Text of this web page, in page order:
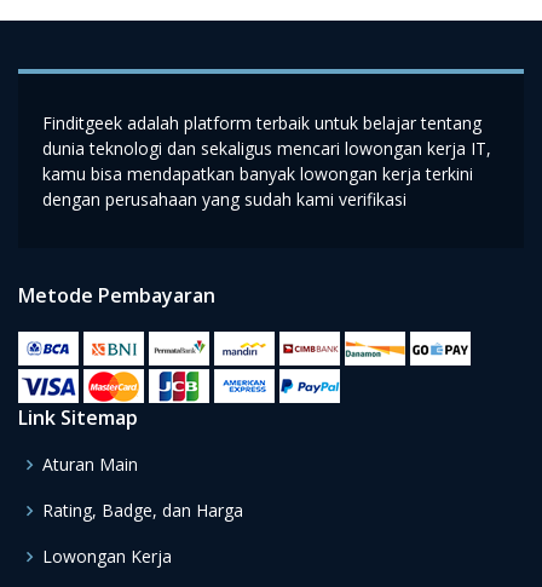
Finditgeek adalah platform terbaik untuk belajar tentang
dunia teknologi dan sekaligus mencari lowongan kerja IT,
kamu bisa mendapatkan banyak lowongan kerja terkini
dengan perusahaan yang sudah kami verifikasi
Metode Pembayaran
Link Sitemap
Aturan Main
Rating, Badge, dan Harga
Lowongan Kerja